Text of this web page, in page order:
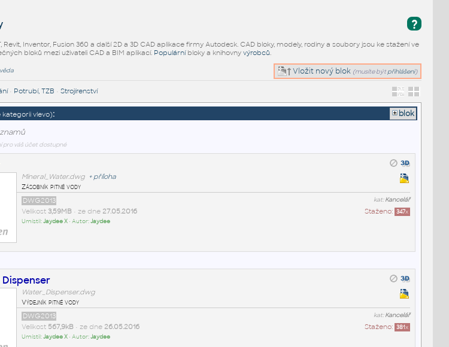
?
Revit, Inventor, Fusion 360 a další 2D a 3D CAD aplikace firmy Autodesk. CAD bloky, modely, rodiny a soubory jsou ke stažení ve
bloků mezi uživateli CAD a BIM aplikací. Populárníbloky a knihovny výrobců.
Vložit nový blok (musíte být přihlášeni)
• Potrubí, TZB • Strojírenství
kategorii vlevo):
blok
pro váš účet dostupné
Mineral_Water.dwg + příloha
Zásobník pitné vody
kat:Kancelář
DWG2013
Staženo: 347x
Velikost 3,59MB• ze dne 27.05.2016
Umístil:Jaydee X• Autor:Jaydee
Water_Dispenser.dwg
Výdejník pitné vody
kat:Kancelář
DWG2013
Staženo: 381x
Velikost 567,9kB• ze dne 26.05.2016
Umístil:Jaydee X• Autor:Jaydee